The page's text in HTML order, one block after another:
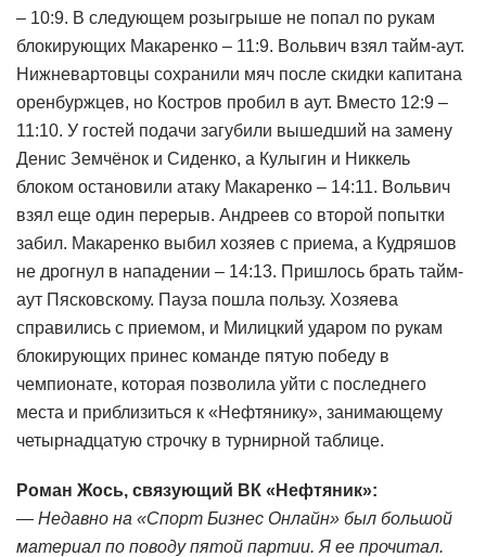
– 10:9. В следующем розыгрыше не попал по рукам
блокирующих Макаренко – 11:9. Вольвич взял тайм-аут.
Нижневартовцы сохранили мяч после скидки капитана
оренбуржцев, но Костров пробил в аут. Вместо 12:9 –
11:10. У гостей подачи загубили вышедший на замену
Денис Земчёнок и Сиденко, а Кулыгин и Никкель
блоком остановили атаку Макаренко – 14:11. Вольвич
взял еще один перерыв. Андреев со второй попытки
забил. Макаренко выбил хозяев с приема, а Кудряшов
не дрогнул в нападении – 14:13. Пришлось брать тайм-
аут Пясковскому. Пауза пошла пользу. Хозяева
справились с приемом, и Милицкий ударом по рукам
блокирующих принес команде пятую победу в
чемпионате, которая позволила уйти с последнего
места и приблизиться к «Нефтянику», занимающему
четырнадцатую строчку в турнирной таблице.
Роман Жось, связующий ВК «Нефтяник»:
— Недавно на «Спорт Бизнес Онлайн» был большой
материал по поводу пятой партии. Я ее прочитал.